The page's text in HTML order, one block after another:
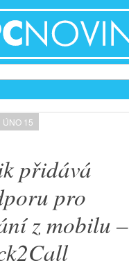
přidává
pro
z mobilu –
ÚNO 15